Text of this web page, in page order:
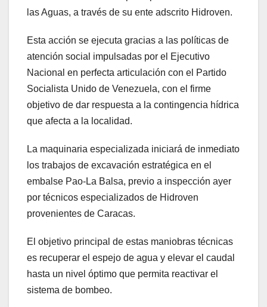
las Aguas, a través de su ente adscrito Hidroven.
Esta acción se ejecuta gracias a las políticas de
atención social impulsadas por el Ejecutivo
Nacional en perfecta articulación con el Partido
Socialista Unido de Venezuela, con el firme
objetivo de dar respuesta a la contingencia hídrica
que afecta a la localidad.
La maquinaria especializada iniciará de inmediato
los trabajos de excavación estratégica en el
embalse Pao-La Balsa, previo a inspección ayer
por técnicos especializados de Hidroven
provenientes de Caracas.
El objetivo principal de estas maniobras técnicas
es recuperar el espejo de agua y elevar el caudal
hasta un nivel óptimo que permita reactivar el
sistema de bombeo.